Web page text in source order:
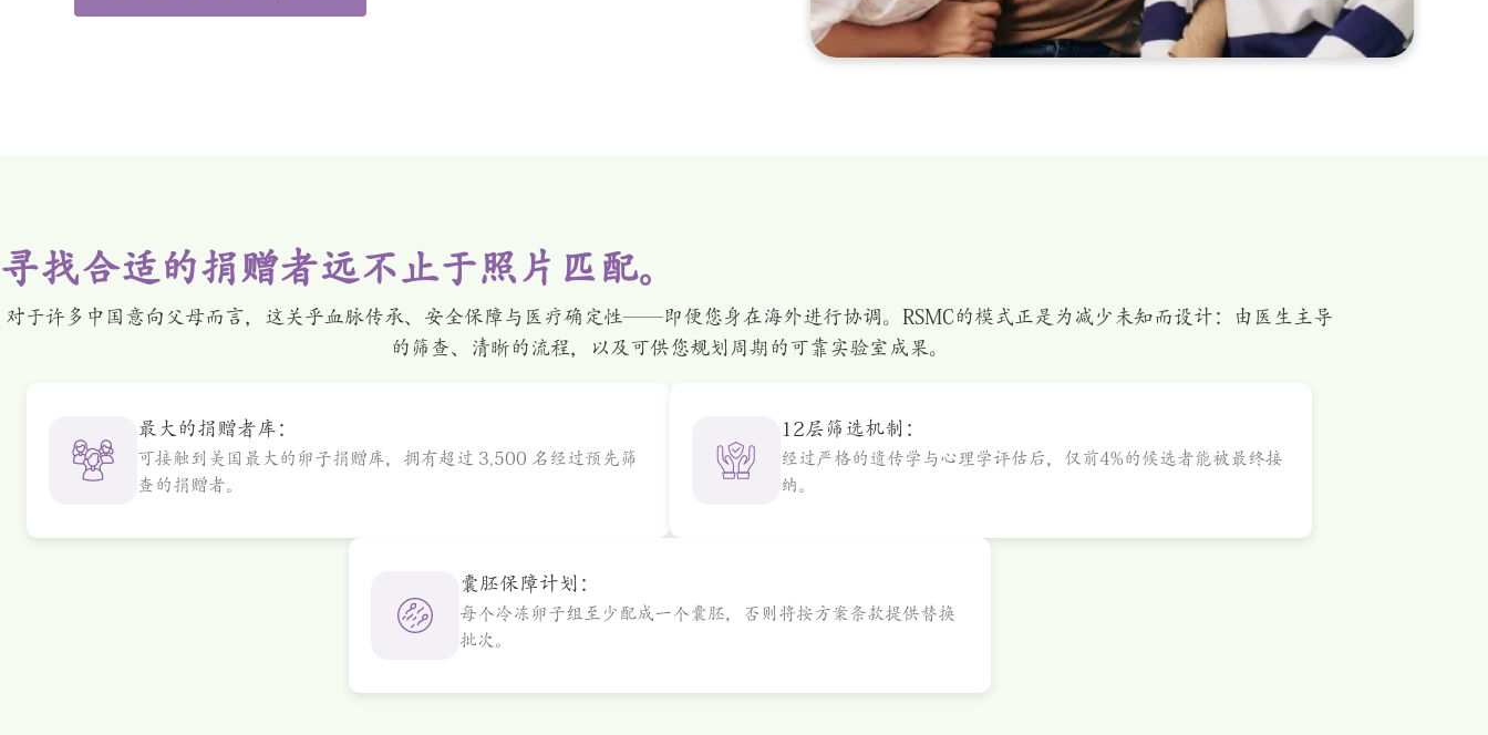
寻找合适的捐赠者远不止于照片匹配。
对于许多中国意向父母而言，这关乎血脉传承、安全保障与医疗确定性——即便您身在海外进行协调。RSMC的模式正是为减少未知而设计：由医生主导
的筛查、清晰的流程，以及可供您规划周期的可靠实验室成果。
最大的捐赠者库：
可接触到美国最大的卵子捐赠库，拥有超过 3,500 名经过预先筛
查的捐赠者。
12层筛选机制：
经过严格的遗传学与心理学评估后，仅前4%的候选者能被最终接
纳。
囊胚保障计划：
每个冷冻卵子组至少配成一个囊胚，否则将按方案条款提供替换
批次。